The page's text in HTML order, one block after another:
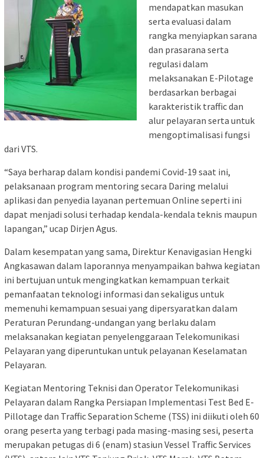
mendapatkan masukan
serta evaluasi dalam
rangka menyiapkan sarana
dan prasarana serta
regulasi dalam
melaksanakan E-Pilotage
berdasarkan berbagai
karakteristik traffic dan
alur pelayaran serta untuk
mengoptimalisasi fungsi
dari VTS.
“Saya berharap dalam kondisi pandemi Covid-19 saat ini,
pelaksanaan program mentoring secara Daring melalui
aplikasi dan penyedia layanan pertemuan Online seperti ini
dapat menjadi solusi terhadap kendala-kendala teknis maupun
lapangan,” ucap Dirjen Agus.
Dalam kesempatan yang sama, Direktur Kenavigasian Hengki
Angkasawan dalam laporannya menyampaikan bahwa kegiatan
ini bertujuan untuk mengingkatkan kemampuan terkait
pemanfaatan teknologi informasi dan sekaligus untuk
memenuhi kemampuan sesuai yang dipersyaratkan dalam
Peraturan Perundang-undangan yang berlaku dalam
melaksanakan kegiatan penyelenggaraan Telekomunikasi
Pelayaran yang diperuntukan untuk pelayanan Keselamatan
Pelayaran.
Kegiatan Mentoring Teknisi dan Operator Telekomunikasi
Pelayaran dalam Rangka Persiapan Implementasi Test Bed E-
Pillotage dan Traffic Separation Scheme (TSS) ini diikuti oleh 60
orang peserta yang terbagi pada masing-masing sesi, peserta
merupakan petugas di 6 (enam) stasiun Vessel Traffic Services